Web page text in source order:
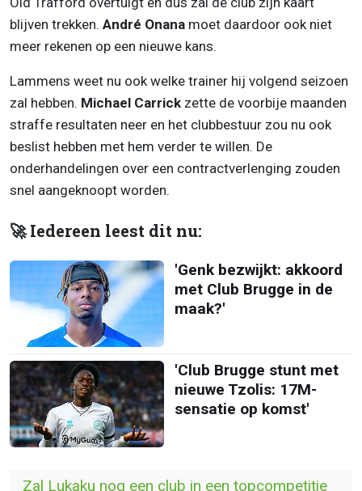
blijven trekken. André Onana moet daardoor ook niet
meer rekenen op een nieuwe kans.
Lammens weet nu ook welke trainer hij volgend seizoen
zal hebben. Michael Carrick zette de voorbije maanden
straffe resultaten neer en het clubbestuur zou nu ook
beslist hebben met hem verder te willen. De
onderhandelingen over een contractverlenging zouden
snel aangeknoopt worden.
🚀 Iedereen leest dit nu:
'Genk bezwijkt: akkoord
met Club Brugge in de
maak?'
'Club Brugge stunt met
nieuwe Tzolis: 17M-
sensatie op komst'
Zal Lukaku nog een club in een topcompetitie